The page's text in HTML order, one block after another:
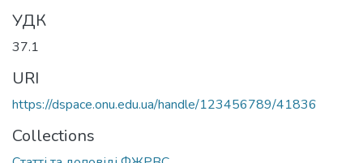
УДК
37.1
URI
https://dspace.onu.edu.ua/handle/123456789/41836
Collections